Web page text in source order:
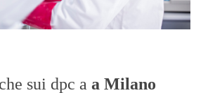
sui dpc a a Milano